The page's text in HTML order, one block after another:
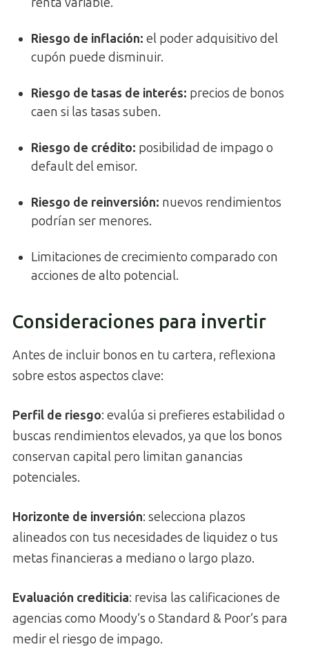
Riesgo de inflación: el poder adquisitivo del
cupón puede disminuir.
Riesgo de tasas de interés: precios de bonos
caen si las tasas suben.
Riesgo de crédito: posibilidad de impago o
default del emisor.
Riesgo de reinversión: nuevos rendimientos
podrían ser menores.
Limitaciones de crecimiento comparado con
acciones de alto potencial.
Consideraciones para invertir
Antes de incluir bonos en tu cartera, reflexiona
sobre estos aspectos clave:
Perfil de riesgo: evalúa si prefieres estabilidad o
buscas rendimientos elevados, ya que los bonos
conservan capital pero limitan ganancias
potenciales.
Horizonte de inversión: selecciona plazos
alineados con tus necesidades de liquidez o tus
metas financieras a mediano o largo plazo.
Evaluación crediticia: revisa las calificaciones de
agencias como Moody’s o Standard & Poor’s para
medir el riesgo de impago.